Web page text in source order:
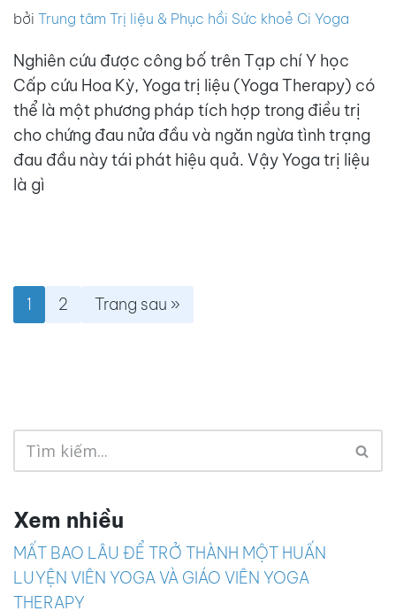
bởi Trung tâm Trị liệu & Phục hồi Sức khoẻ Ci Yoga
Nghiên cứu được công bố trên Tạp chí Y học
Cấp cứu Hoa Kỳ, Yoga trị liệu (Yoga Therapy) có
thể là một phương pháp tích hợp trong điều trị
cho chứng đau nửa đầu và ngăn ngừa tình trạng
đau đầu này tái phát hiệu quả. Vậy Yoga trị liệu
là gì
1 2 Trang sau »
Xem nhiều
MẤT BAO LÂU ĐỂ TRỞ THÀNH MỘT HUẤN
LUYỆN VIÊN YOGA VÀ GIÁO VIÊN YOGA
THERAPY